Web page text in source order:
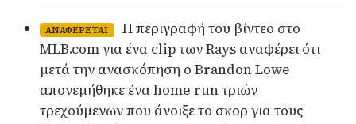
ΑΝΑΦΈΡΕΤΑΙ
Η περιγραφή του βίντεο στο
MLB.com για ένα clip των Rays αναφέρει ότι
μετά την ανασκόπηση ο Brandon Lowe
απονεμήθηκε ένα home run τριών
τρεχούμενων που άνοιξε το σκορ για τους